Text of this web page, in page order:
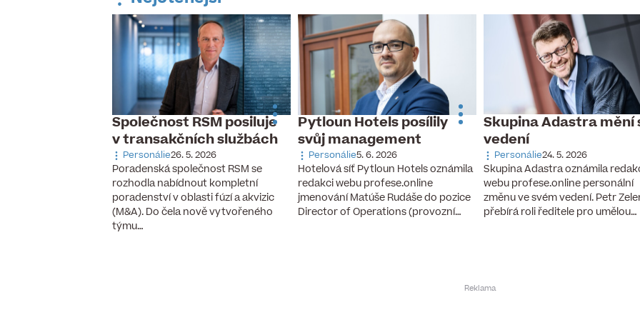
Společnost RSM posiluje
v transakčních službách
Personálie26. 5. 2026
Poradenská společnost RSM se
rozhodla nabídnout kompletní
poradenství v oblasti fúzí a akvizic
(M&A). Do čela nově vytvořeného
týmu…
Pytloun Hotels posílily
svůj management
Personálie5. 6. 2026
Hotelová síť Pytloun Hotels oznámila
redakci webu profese.online
jmenování Matúše Rudáše do pozice
Director of Operations (provozní…
Skupina Adastra mění
vedení
Personálie24. 5. 2026
Skupina Adastra oznámila
webu profese.online personální
změnu ve svém vedení. Petr
přebírá roli ředitele pro umělou…